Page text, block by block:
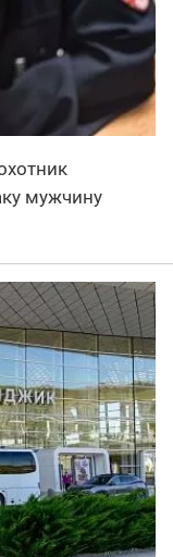
мужчину